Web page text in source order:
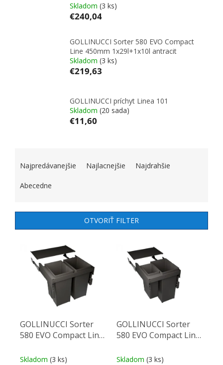
Skladom (3 ks)
€240,04
GOLLINUCCI Sorter 580 EVO Compact
Line 450mm 1x29l+1x10l antracit
Skladom (3 ks)
€219,63
GOLLINUCCI príchyt Linea 101
Skladom (20 sada)
€11,60
Najpredávanejšie Najlacnejšie Najdrahšie
Abecedne
OTVORIŤ FILTER
VÝPIS PRODUKTOV
GOLLINUCCI Sorter
580 EVO Compact Line
Skladom (3 ks)
GOLLINUCCI Sorter
580 EVO Compact Line
antracit
Skladom (3 ks)